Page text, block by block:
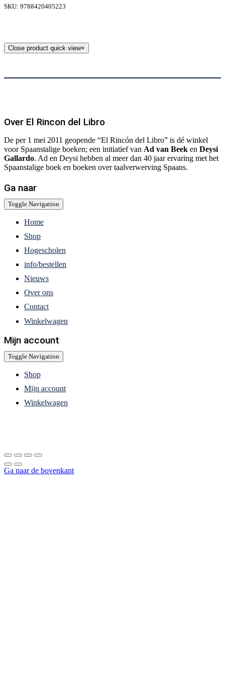
SKU: 9788420405223
Close product quick view×
Over El Rincon del Libro
De per 1 mei 2011 geopende “El Rincón del Libro” is dé winkel
voor Spaanstalige boeken; een initiatief van Ad van Beek en Deysi
Gallardo. Ad en Deysi hebben al meer dan 40 jaar ervaring met het
Spaanstalige boek en boeken over taalverwerving Spaans.
Ga naar
Toggle Navigation
Home
Shop
Hogescholen
info/bestellen
Nieuws
Over ons
Contact
Winkelwagen
Mijn account
Toggle Navigation
Shop
Mijn account
Winkelwagen
Ga naar de bovenkant